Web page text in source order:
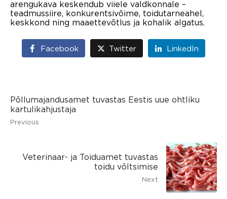
arengukava keskendub viiele valdkonnale –
teadmussiire, konkurentsivõime, toidutarneahel,
keskkond ning maaettevõtlus ja kohalik algatus.
Facebook Twitter LinkedIn
Põllumajandusamet tuvastas Eestis uue ohtliku
kartulikahjustaja
Previous
Veterinaar- ja Toiduamet tuvastas
toidu võltsimise
Next